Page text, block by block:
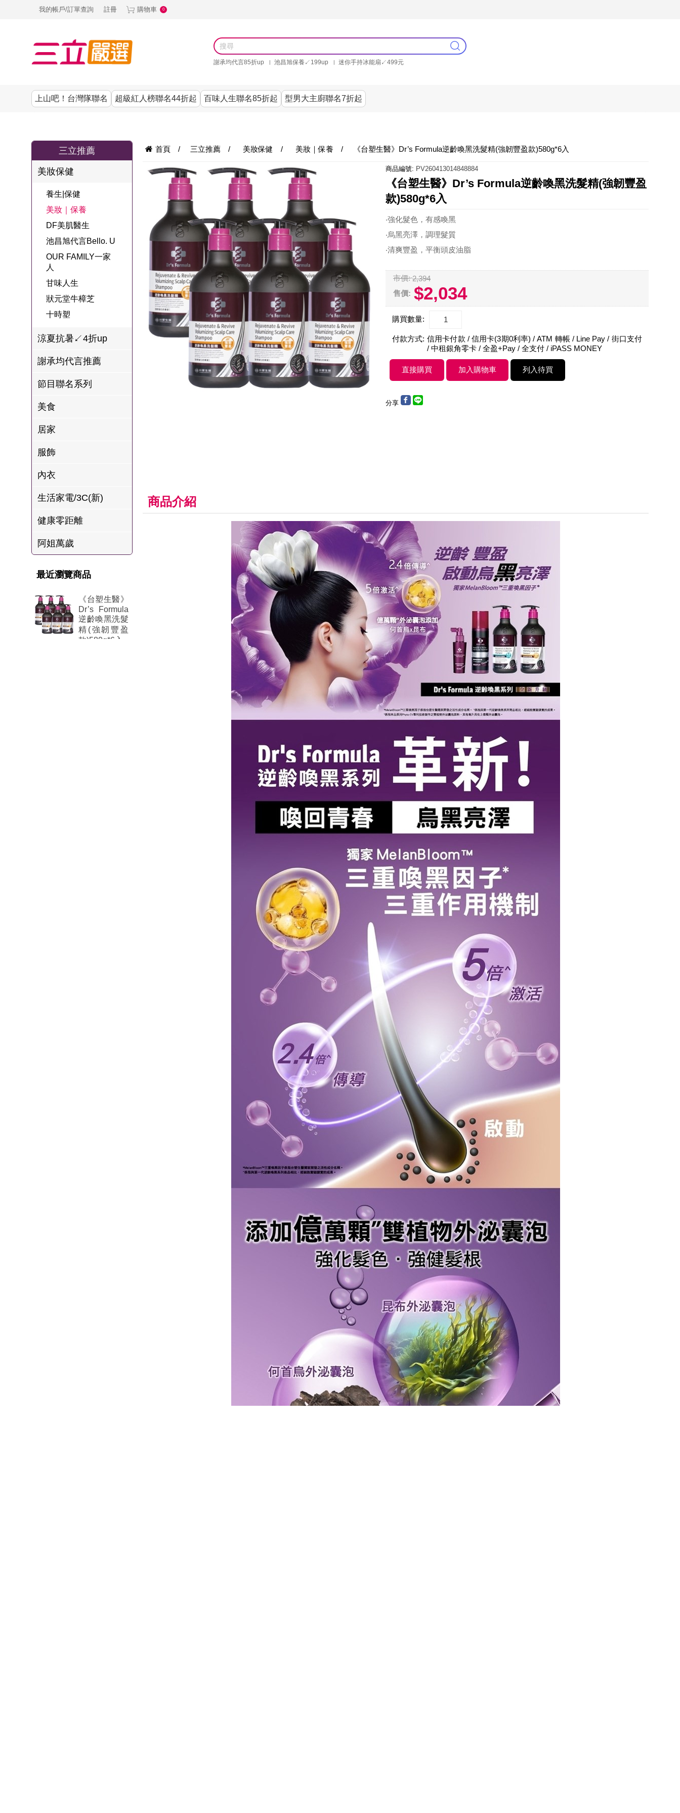
我的帳戶/訂單查詢 註冊 購物車 0
謝承均代言85折up 池昌旭保養↙199up
迷你手持冰能扇↙499元
上山吧！台灣隊聯名 超級紅人榜聯名44折起 百味人生聯名85折起 型男大主廚聯名7折起
古溜x五秀園
熱銷排行
夜聯名
名
型男大主廚聯
名
節目聯名商品
推薦
熱銷排行
品
焙
林聰明沙鍋魚
頭
冷藏 | 冷凍食品
李大娘手工水
三立X信海 星
鮮蝦蝦滑
愛雅辣呦
肉爐
海瑞摃丸
八兩排烤肉組
熱銷排行
清潔用品
寢具│床墊
宗教開運
ELVIS愛菲斯
寢具
Astonish英國潔
金健康石墨烯
台塑生醫
熱銷排行
機能服飾
配件
PP波瑟楓妮品
牌館
L’eBeauty包包
養生|保健
池昌旭代言
OUR FAMILY
甘味人生
十時塑
熱銷排行
女內褲
男內褲
NEONER
熱銷排行
美容專區
涼夏家電
3C
1MORE耳機
韓國
SKINASSET
甘味人生鍵力
肽↙85折
百味人生
三立推薦
美妝保健
養生|保健
美妝｜保養
DF美肌醫生
池昌旭代言Bello. U
OUR FAMILY一家
人
甘味人生
狀元堂牛樟芝
十時塑
涼夏抗暑↙4折up
謝承均代言推薦
節目聯名系列
美食
居家
服飾
內衣
生活家電/3C(新)
健康零距離
阿姐萬歲
最近瀏覽商品
《台塑生醫》
Dr’s Formula
逆齡喚黑洗髮
精(強韌豐盈
款)580g*6入
首頁 / 三立推薦 / 美妝保健 / 美妝｜保養 / 《台塑生醫》Dr’s Formula逆齡喚黑洗髮精(強韌豐盈款)580g*6入
商品編號: PV260413014848884
《台塑生醫》Dr’s Formula逆齡喚黑洗髮精(強韌豐盈
款)580g*6入
‧強化髮色，有感喚黑
‧烏黑亮澤，調理髮質
‧清爽豐盈，平衡頭皮油脂
市價: 2,394
售價: $2,034
購買數量:
付款方式: 信用卡付款 / 信用卡(3期0利率) / ATM 轉帳 / Line Pay / 街口支付
/ 中租銀角零卡 / 全盈+Pay / 全支付 / iPASS MONEY
分享
商品介紹